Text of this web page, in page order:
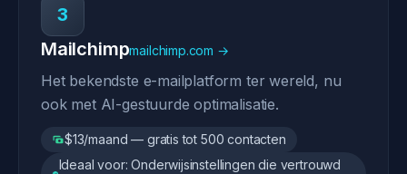
3
Mailchimpmailchimp.com →
Het bekendste e-mailplatform ter wereld, nu
ook met AI-gestuurde optimalisatie.
$13/maand — gratis tot 500 contacten
Ideaal voor: Onderwijsinstellingen die vertrouwd